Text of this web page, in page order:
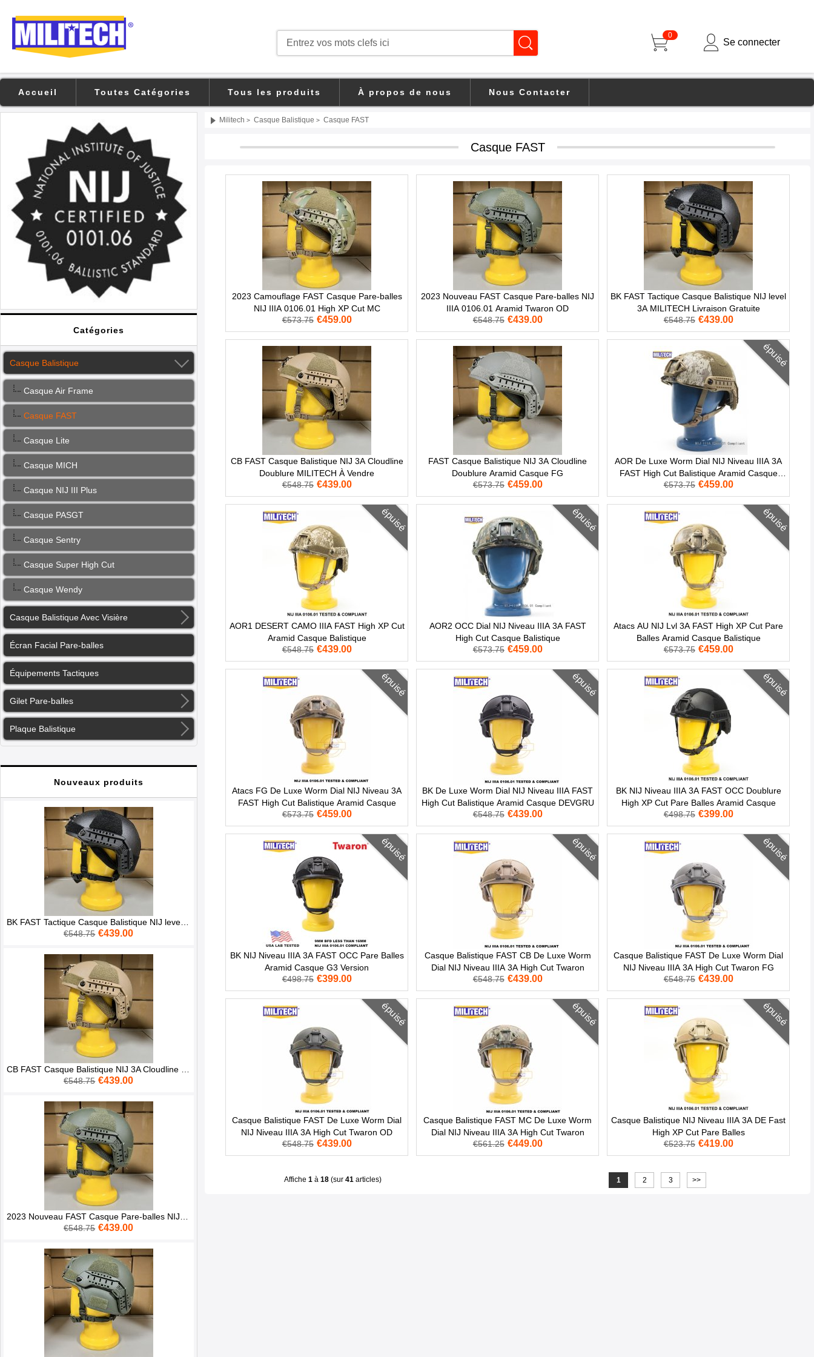
0
Se connecter
Accueil Toutes Catégories Tous les produits À propos de nous Nous Contacter
Catégories
Casque Balistique
Casque Air Frame
Casque FAST
Casque Lite
Casque MICH
Casque NIJ III Plus
Casque PASGT
Casque Sentry
Casque Super High Cut
Casque Wendy
Casque Balistique Avec Visière
Écran Facial Pare-balles
Équipements Tactiques
Gilet Pare-balles
Plaque Balistique
Nouveaux produits
€548.75 €439.00
€548.75 €439.00
€548.75 €439.00
Militech > Casque Balistique > Casque FAST
Casque FAST
2023 Camouflage FAST Casque Pare-balles
NIJ IIIA 0106.01 High XP Cut MC
€573.75 €459.00
2023 Nouveau FAST Casque Pare-balles NIJ
IIIA 0106.01 Aramid Twaron OD
€548.75 €439.00
BK FAST Tactique Casque Balistique NIJ level
3A MILITECH Livraison Gratuite
€548.75 €439.00
CB FAST Casque Balistique NIJ 3A Cloudline
Doublure MILITECH À Vendre
€548.75 €439.00
FAST Casque Balistique NIJ 3A Cloudline
Doublure Aramid Casque FG
€573.75 €459.00
AOR De Luxe Worm Dial NIJ Niveau IIIA 3A
FAST High Cut Balistique Aramid Casque
DEVGRU
€573.75 €459.00
épuisé
AOR1 DESERT CAMO IIIA FAST High XP Cut
Aramid Casque Balistique
€548.75 €439.00
épuisé
AOR2 OCC Dial NIJ Niveau IIIA 3A FAST
High Cut Casque Balistique
€573.75 €459.00
épuisé
Atacs AU NIJ Lvl 3A FAST High XP Cut Pare
Balles Aramid Casque Balistique
€573.75 €459.00
épuisé
Atacs FG De Luxe Worm Dial NIJ Niveau 3A
FAST High Cut Balistique Aramid Casque
€573.75 €459.00
épuisé
BK De Luxe Worm Dial NIJ Niveau IIIA FAST
High Cut Balistique Aramid Casque DEVGRU
€548.75 €439.00
épuisé
BK NIJ Niveau IIIA 3A FAST OCC Doublure
High XP Cut Pare Balles Aramid Casque
€498.75 €399.00
épuisé
BK NIJ Niveau IIIA 3A FAST OCC Pare Balles
Aramid Casque G3 Version
€498.75 €399.00
épuisé
Casque Balistique FAST CB De Luxe Worm
Dial NIJ Niveau IIIA 3A High Cut Twaron
€548.75 €439.00
épuisé
Casque Balistique FAST De Luxe Worm Dial
NIJ Niveau IIIA 3A High Cut Twaron FG
€548.75 €439.00
épuisé
Casque Balistique FAST De Luxe Worm Dial
NIJ Niveau IIIA 3A High Cut Twaron OD
€548.75 €439.00
épuisé
Casque Balistique FAST MC De Luxe Worm
Dial NIJ Niveau IIIA 3A High Cut Twaron
€561.25 €449.00
épuisé
Casque Balistique NIJ Niveau IIIA 3A DE Fast
High XP Cut Pare Balles
€523.75 €419.00
épuisé
Affiche 1à 18(sur 41articles) 1 2 3 >>